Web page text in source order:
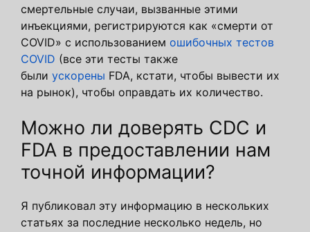
смертельные случаи, вызванные этими
инъекциями, регистрируются как «смерти от
COVID» с использованием ошибочных тестов
COVID (все эти тесты также
были ускорены FDA, кстати, чтобы вывести их
на рынок), чтобы оправдать их количество.
Можно ли доверять CDC и
FDA в предоставлении нам
точной информации?
Я публиковал эту информацию в нескольких
статьях за последние несколько недель, но